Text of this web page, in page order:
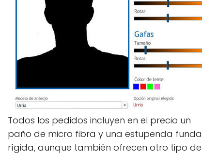
Todos los pedidos incluyen en el precio un
paño de micro fibra y una estupenda funda
rígida, aunque también ofrecen otro tipo de